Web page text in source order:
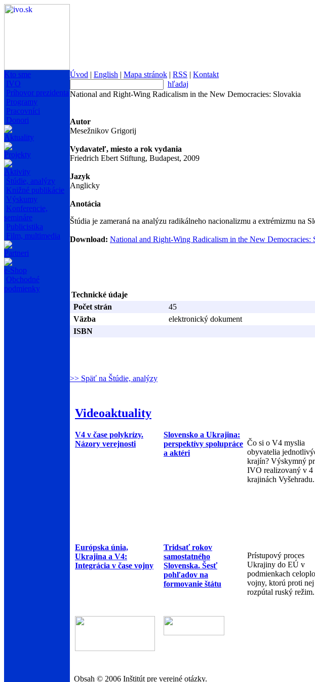
Kto sme
IVO
Príhovor prezidenta
Programy
Pracovníci
Donori
Aktuality
Projekty
Aktivity
Štúdie, analýzy
Knižné publikácie
Výskumy
Konferencie,
semináre
Publicistika
Film, multimedia
Partneri
e-Shop
Obchodné
podmienky
Úvod | English | Mapa stránok | RSS | Kontakt
hľadaj
National and Right-Wing Radicalism in the New Democracies: Slovakia
Autor
Mesežnikov Grigorij
Vydavateľ, miesto a rok vydania
Friedrich Ebert Stiftung, Budapest, 2009
Jazyk
Anglicky
Anotácia
Štúdia je zameraná na analýzu radikálneho nacionalizmu a extrémizmu na
Download: National and Right-Wing Radicalism in the New Democracies:
Technické údaje
Počet strán
45
Väzba
elektronický dokument
ISBN
>> Späť na Štúdie, analýzy
Videoaktuality
V4 v čase polykrízy.
Názory verejnosti
Slovensko a Ukrajina:
perspektívy spolupráce
a aktéri
Čo si o V4 myslia
obyvatelia
krajín? Výskymný
IVO realizovaný v 4
krajinách Vyšehradu.
Európska únia,
Ukrajina a V4:
Integrácia v čase vojny
Tridsať rokov
samostatného
Slovenska. Šesť
pohľadov na
formovanie štátu
Prístupový proces
Ukrajiny do EÚ v
podmienkach
vojny, ktorú proti nej
rozpútal ruský režim.
Obsah © 2006 Inštitút pre verejné otázky.